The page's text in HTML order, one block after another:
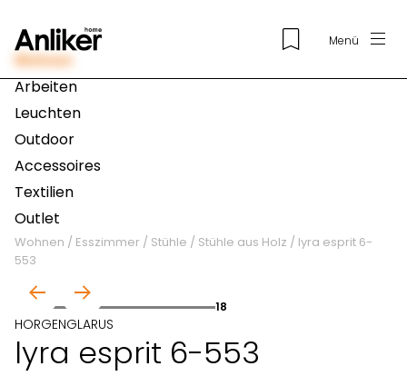
Menü
Wohnen
Arbeiten
Leuchten
Outdoor
Accessoires
Textilien
Outlet
Wohnen / Esszimmer / Stühle / Stühle aus Holz / lyra esprit 6-
553
18
HORGENGLARUS
lyra esprit 6-553